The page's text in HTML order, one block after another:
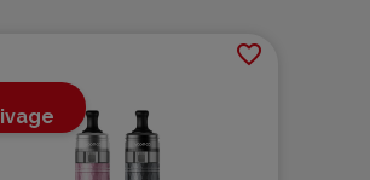
favorite_border